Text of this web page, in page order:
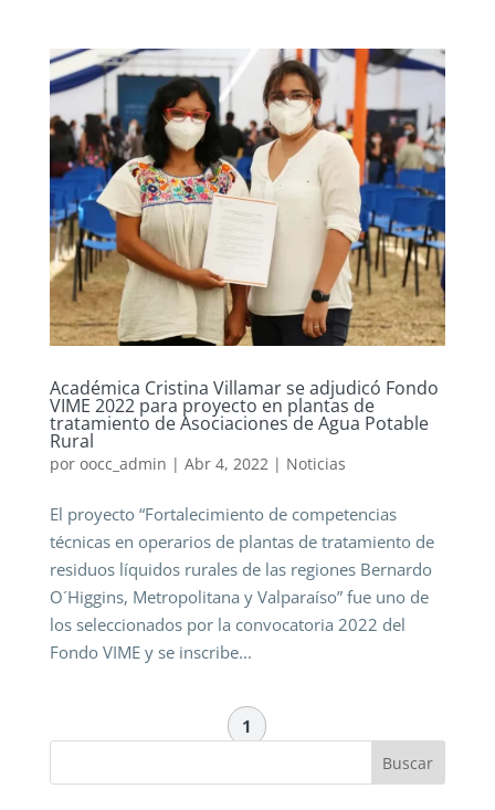
Académica Cristina Villamar se adjudicó Fondo
VIME 2022 para proyecto en plantas de
tratamiento de Asociaciones de Agua Potable
Rural
por oocc_admin | Abr 4, 2022| Noticias
El proyecto “Fortalecimiento de competencias
técnicas en operarios de plantas de tratamiento de
residuos líquidos rurales de las regiones Bernardo
O´Higgins, Metropolitana y Valparaíso” fue uno de
los seleccionados por la convocatoria 2022 del
Fondo VIME y se inscribe...
1